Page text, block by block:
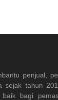
penjual,
sejak tahun
bagi